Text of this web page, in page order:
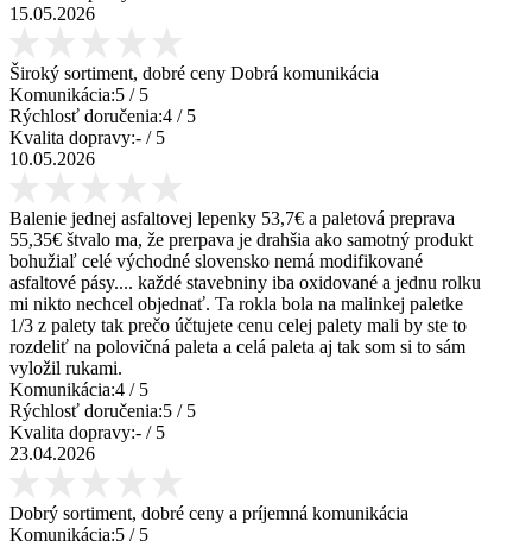
15.05.2026
Široký sortiment, dobré ceny Dobrá komunikácia
Komunikácia:5 / 5
Rýchlosť doručenia:4 / 5
Kvalita dopravy:- / 5
10.05.2026
Balenie jednej asfaltovej lepenky 53,7€ a paletová preprava
55,35€ štvalo ma, že prerpava je drahšia ako samotný produkt
bohužiaľ celé východné slovensko nemá modifikované
asfaltové pásy.... každé stavebniny iba oxidované a jednu rolku
mi nikto nechcel objednať. Ta rokla bola na malinkej paletke
1/3 z palety tak prečo účtujete cenu celej palety mali by ste to
rozdeliť na polovičná paleta a celá paleta aj tak som si to sám
vyložil rukami.
Komunikácia:4 / 5
Rýchlosť doručenia:5 / 5
Kvalita dopravy:- / 5
23.04.2026
Dobrý sortiment, dobré ceny a príjemná komunikácia
Komunikácia:5 / 5